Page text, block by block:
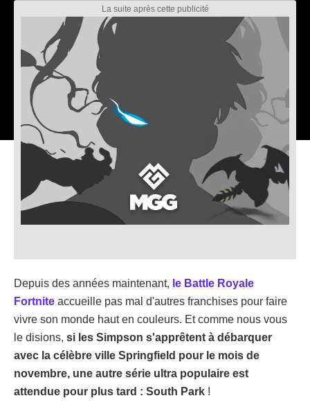
Depuis des années maintenant, le Battle Royale
Fortnite accueille pas mal d'autres franchises pour faire
vivre son monde haut en couleurs. Et comme nous vous
le disions, si les Simpson s'apprêtent à débarquer
avec la célèbre ville Springfield pour le mois de
novembre, une autre série ultra populaire est
attendue pour plus tard : South Park !